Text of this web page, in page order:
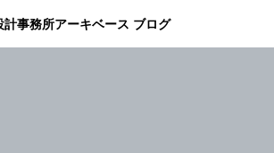
事務所アーキベース ブログ